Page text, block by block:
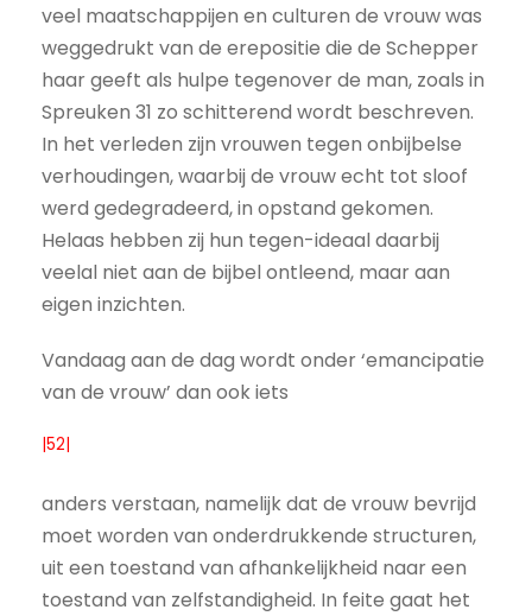
veel maatschappijen en culturen de vrouw was
weggedrukt van de erepositie die de Schepper
haar geeft als hulpe tegenover de man, zoals in
Spreuken 31 zo schitterend wordt beschreven.
In het verleden zijn vrouwen tegen onbijbelse
verhoudingen, waarbij de vrouw echt tot sloof
werd gedegradeerd, in opstand gekomen.
Helaas hebben zij hun tegen-ideaal daarbij
veelal niet aan de bijbel ontleend, maar aan
eigen inzichten.
Vandaag aan de dag wordt onder ‘emancipatie
van de vrouw’ dan ook iets
|52|
anders verstaan, namelijk dat de vrouw bevrijd
moet worden van onderdrukkende structuren,
uit een toestand van afhankelijkheid naar een
toestand van zelfstandigheid. In feite gaat het